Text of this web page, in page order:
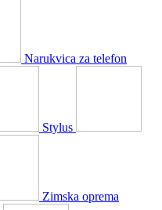
Narukvica za telefon
Stylus
Zimska oprema